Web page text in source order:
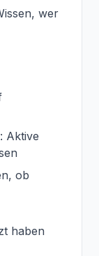
wer
: Aktive
ob
haben